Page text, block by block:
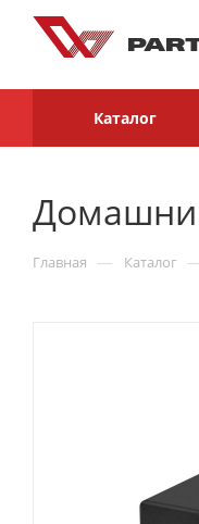
Каталог
Главная — Каталог